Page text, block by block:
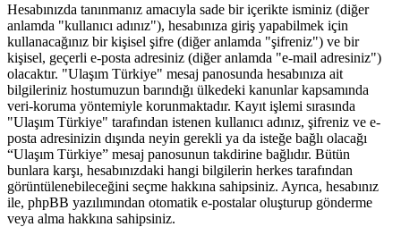
Hesabınızda tanınmanız amacıyla sade bir içerikte isminiz (diğer
anlamda "kullanıcı adınız"), hesabınıza giriş yapabilmek için
kullanacağınız bir kişisel şifre (diğer anlamda "şifreniz") ve bir
kişisel, geçerli e-posta adresiniz (diğer anlamda "e-mail adresiniz")
olacaktır. "Ulaşım Türkiye" mesaj panosunda hesabınıza ait
bilgileriniz hostumuzun barındığı ülkedeki kanunlar kapsamında
veri-koruma yöntemiyle korunmaktadır. Kayıt işlemi sırasında
"Ulaşım Türkiye" tarafından istenen kullanıcı adınız, şifreniz ve e-
posta adresinizin dışında neyin gerekli ya da isteğe bağlı olacağı
“Ulaşım Türkiye” mesaj panosunun takdirine bağlıdır. Bütün
bunlara karşı, hesabınızdaki hangi bilgilerin herkes tarafından
görüntülenebileceğini seçme hakkına sahipsiniz. Ayrıca, hesabınız
ile, phpBB yazılımından otomatik e-postalar oluşturup gönderme
veya alma hakkına sahipsiniz.